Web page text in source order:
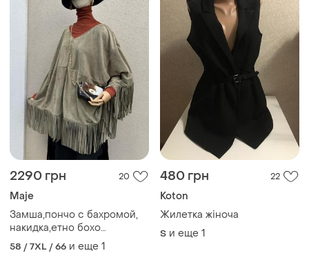
2290 грн 20
Maje
Замша,пончо с бахромой,
накидка,етно бохо
стиль,maje , премиум
бренд,mage,
58 / 7XL / 66 и еще 1
480 грн 22
Koton
Жилетка жіноча
S и еще 1